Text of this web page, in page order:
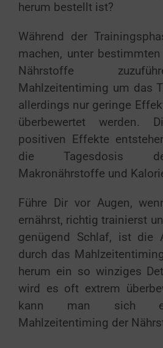
herum bestellt ist?
Während der
machen, unter
Nährstoffe
Mahlzeitentiming um das
allerdings nur geringe
überbewertet werden.
positiven Effekte
die Tagesdosis
Makronährstoffe und
Führe Dir vor Augen,
ernährst, richtig trainierst
genügend Schlaf, ist die
durch das
herum ein so winziges
wird es oft extrem
kann man sich
Mahlzeitentiming der